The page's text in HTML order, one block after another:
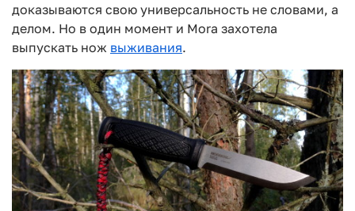
доказываются свою универсальность не словами, а
делом. Но в один момент и Mora захотела
выпускать нож выживания.